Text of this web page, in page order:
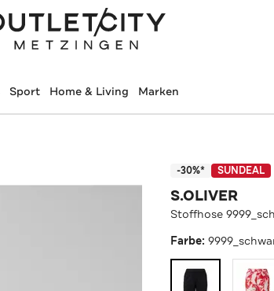
Sport Home & Living Marken
-30%* SUNDEAL
S.OLIVER
Stoffhose
Farbe: